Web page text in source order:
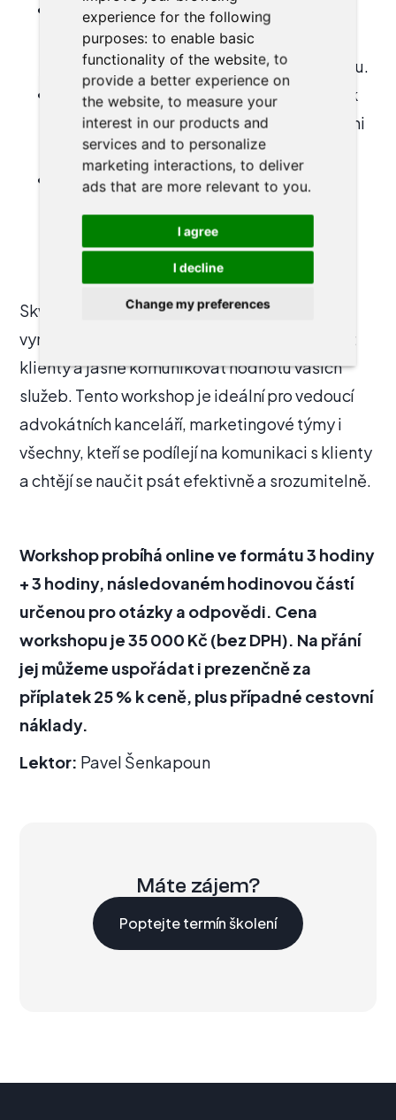
experience for the following
purposes: to enable basic
functionality of the website, to
provide a better experience on
the website, to measure your
interest in our products and
services and to personalize
marketing interactions, to deliver
ads that are more relevant to you.
I agree
I decline
Change my preferences
Praktické nástroje– Získáte osvědčené
postupy a šablony pro tvorbu nadpisů,
výzev k akci a dalších klíčových částí textu.
Jednotný styl a sdělení– Naučíte se, jak
udržet konzistentní hlas a tón napříč všemi
komunikačními kanály.
Efektivní strategie – Přizpůsobíte svůj
platformám tak, aby byl co nejúčinnější.
Skvělý copywriting pomůže vaší kanceláři
vyniknout v konkurenčním prostředí, zaujmout
klienty a jasně komunikovat hodnotu vašich
služeb. Tento workshop je ideální pro vedoucí
advokátních kanceláří, marketingové týmy i
všechny, kteří se podílejí na komunikaci s klienty
a chtějí se naučit psát efektivně a srozumitelně.
Workshop probíhá online ve formátu 3 hodiny
+ 3 hodiny, následovaném hodinovou částí
určenou pro otázky a odpovědi. Cena
workshopu je 35 000 Kč (bez DPH). Na přání
jej můžeme uspořádat i prezenčně za
příplatek 25 % k ceně, plus případné cestovní
náklady.
Lektor: Pavel Šenkapoun
Máte zájem?
Poptejte termín školení